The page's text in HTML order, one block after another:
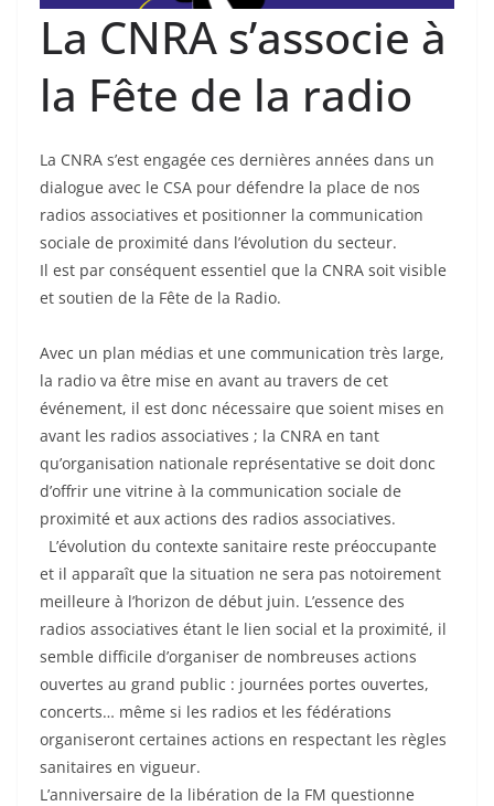
La CNRA s’associe à
la Fête de la radio
La CNRA s’est engagée ces dernières années dans un
dialogue avec le CSA pour défendre la place de nos
radios associatives et positionner la communication
sociale de proximité dans l’évolution du secteur.
Il est par conséquent essentiel que la CNRA soit visible
et soutien de la Fête de la Radio.
Avec un plan médias et une communication très large,
la radio va être mise en avant au travers de cet
événement, il est donc nécessaire que soient mises en
avant les radios associatives ; la CNRA en tant
qu’organisation nationale représentative se doit donc
d’offrir une vitrine à la communication sociale de
proximité et aux actions des radios associatives.
L’évolution du contexte sanitaire reste préoccupante
et il apparaît que la situation ne sera pas notoirement
meilleure à l’horizon de début juin. L’essence des
radios associatives étant le lien social et la proximité, il
semble difficile d’organiser de nombreuses actions
ouvertes au grand public : journées portes ouvertes,
concerts… même si les radios et les fédérations
organiseront certaines actions en respectant les règles
sanitaires en vigueur.
L’anniversaire de la libération de la FM questionne